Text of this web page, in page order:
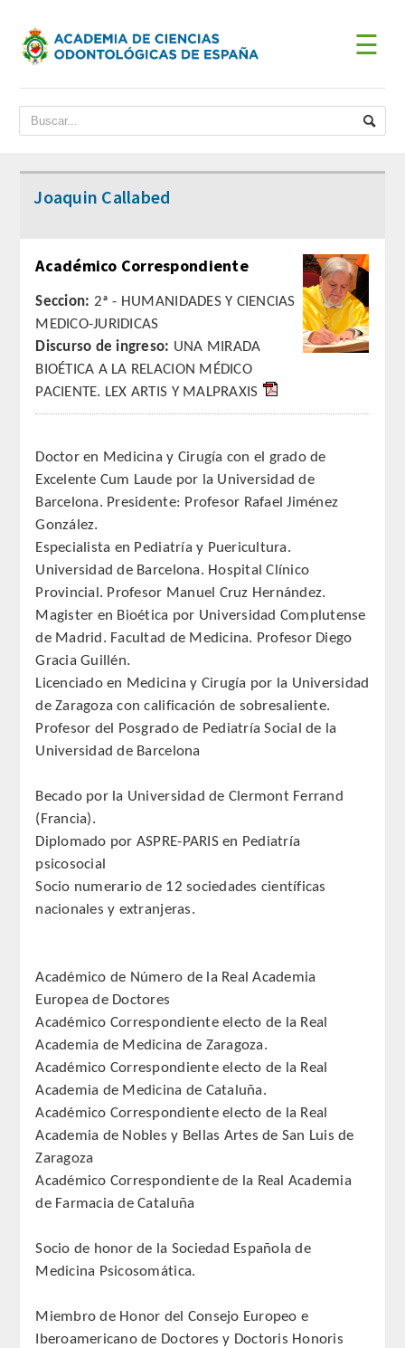
ACADEMIA
BIENVENIDA DEL PRESIDENTE
Historia
Presidentes
JUNTA DE GOBIERNO
ESTATUTOS
PREVENCION,PROMOCION DE LA
SALUD Y GESTION NUEVAS
ESTOMATOLOGIA MEDICO-
QUIRURGICA
ODONTOLOGIA CONSERVADORA
ORTOGNATIA
Alfabético
☰
Joaquin Callabed
Académico Correspondiente
Seccion: 2ª - HUMANIDADES Y CIENCIAS
MEDICO-JURIDICAS
Discurso de ingreso: UNA MIRADA
BIOÉTICA A LA RELACION MÉDICO
PACIENTE. LEX ARTIS Y MALPRAXIS
Doctor en Medicina y Cirugía con el grado de
Excelente Cum Laude por la Universidad de
Barcelona. Presidente: Profesor Rafael Jiménez
González.
Especialista en Pediatría y Puericultura.
Universidad de Barcelona. Hospital Clínico
Provincial. Profesor Manuel Cruz Hernández.
Magister en Bioética por Universidad Complutense
de Madrid. Facultad de Medicina. Profesor Diego
Gracia Guillén.
Licenciado en Medicina y Cirugía por la Universidad
de Zaragoza con calificación de sobresaliente.
Profesor del Posgrado de Pediatría Social de la
Universidad de Barcelona
Becado por la Universidad de Clermont Ferrand
(Francia).
Diplomado por ASPRE-PARIS en Pediatría
psicosocial
Socio numerario de 12 sociedades científicas
nacionales y extranjeras.
Académico de Número de la Real Academia
Europea de Doctores
Académico Correspondiente electo de la Real
Academia de Medicina de Zaragoza.
Académico Correspondiente electo de la Real
Academia de Medicina de Cataluña.
Académico Correspondiente electo de la Real
Academia de Nobles y Bellas Artes de San Luis de
Zaragoza
Académico Correspondiente de la Real Academia
de Farmacia de Cataluña
Socio de honor de la Sociedad Española de
Medicina Psicosomática.
Miembro de Honor del Consejo Europeo e
Iberoamericano de Doctores y Doctoris Honoris